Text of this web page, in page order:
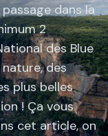
dans la
2
des Blue
des
plus belles
! Ça vous
cet article, on